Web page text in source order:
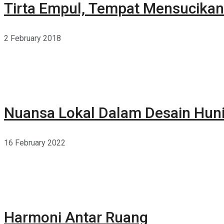
Tirta Empul, Tempat
2 February 2018
Nuansa Lokal Dalam Desain
16 February 2022
Harmoni Antar Ruang